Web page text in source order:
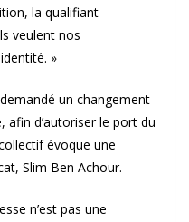
la qualifiant
veulent nos
»
un changement
afin d’autoriser le port du
évoque une
Slim Ben Achour.
n’est pas une